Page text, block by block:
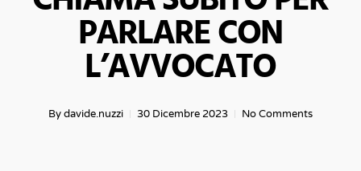
PARLARE CON
L’AVVOCATO
Bydavide.nuzzi 30 Dicembre 2023 No Comments